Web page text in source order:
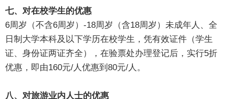
七、对在校学生的优惠
6周岁（不含6周岁）-18周岁（含18周岁）未成年人、全
日制大学本科及以下学历在校学生，凭有效证件（学生
证、身份证两证齐全），在验票处办理登记后，实行5折
优惠，即由160元/人优惠到80元/人。
八、对旅游业内人士的优惠